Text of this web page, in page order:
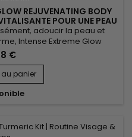
REJUVENATING BODY
POUR UNE PEAU
adoucir la peau et
Intense Extreme Glow
une lotion corporelle
aux peaux en manque
de karité, les vitamines
de racine de mûrier et de
€
au panier